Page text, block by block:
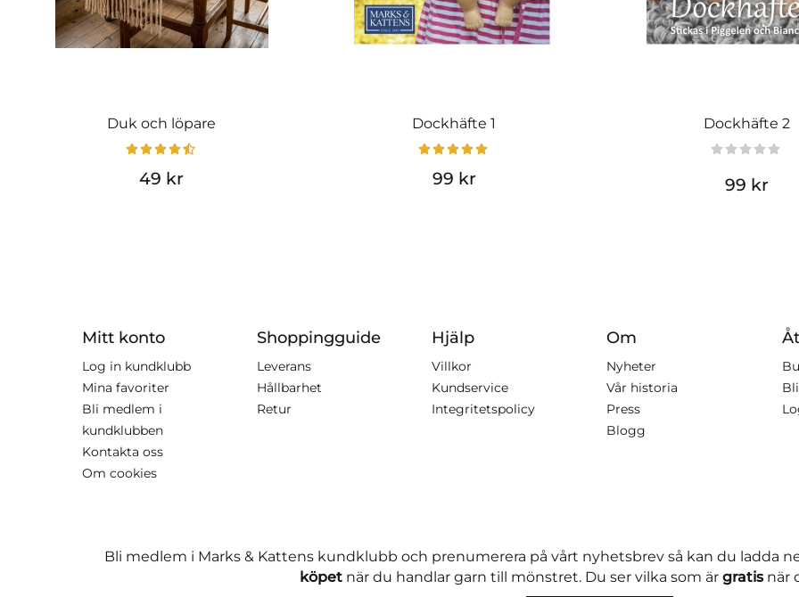
Duk och löpare
49 kr
Dockhäfte 1
99 kr
Dockhäfte 2
99 kr
Mitt konto
Log in kundklubb
Mina favoriter
Bli medlem i
kundklubben
Kontakta oss
Om cookies
Shoppingguide
Leverans
Hållbarhet
Retur
Hjälp
Villkor
Kundservice
Integritetspolicy
Om
Nyheter
Vår historia
Press
Blogg
Bli medlem i Marks & Kattens kundklubb och prenumerera på vårt nyhetsbrev så kan du ladda
köpetnär du handlar garn till mönstret. Du ser vilka som är gratisnär